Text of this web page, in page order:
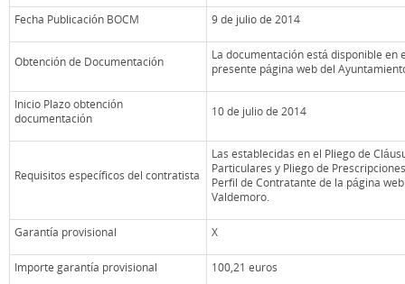
Fecha Publicación BOCM 9 de julio de 2014
Obtención de Documentación
La documentación está disponible en
presente página web del
Inicio Plazo obtención
documentación
10 de julio de 2014
Requisitos específicos del contratista
Las establecidas en el Pliego de
Particulares y Pliego de
Perfil de Contratante de la página
Valdemoro.
Garantía provisional X
Importe garantía provisional 100,21 euros